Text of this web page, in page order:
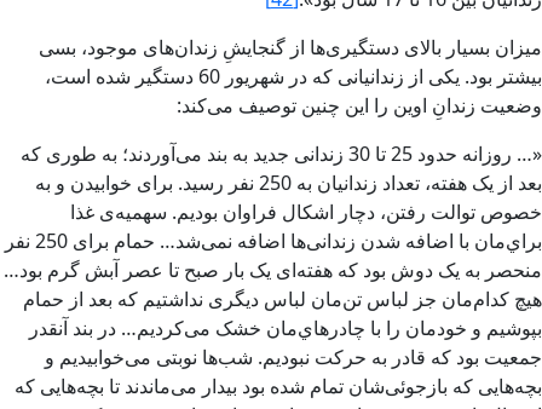
ميزان بسيار بالاى دستگيرى‌ها از گنجايشِ زندان‌هاى موجود، بسى
بيشتر بود. يکى از زندانيانى که در شهريور 60 دستگير شده است،
وضعيت زندانِ اوين را اين چنين توصيف مى‌کند‌:
«… روزانه حدود 25 تا 30 زندانى جديد به بند مى‌آوردند؛ به طورى که
بعد از يک هفته، تعداد زندانيان به 250 نفر رسيد. براى خوابيدن و به
خصوص‏ توالت رفتن، دچار اشکال فراوان بوديم. سهميه‌ى غذا
براي‌مان با اضافه شدن زندانى‌ها اضافه نمى‌شد… حمام براى 250 نفر
منحصر به يک دوش‏ بود که هفته‌اى يک بار صبح تا عصر آبش‏ گرم بود…
هيچ کدام‌مان جز لباس‏ تن‌مان لباس‏ ديگرى نداشتيم که بعد از حمام
بپوشيم و خودمان را با چادرهاي‌مان خشک مى‌کرديم… در بند آنقدر
جمعيت بود که قادر به حرکت نبوديم. شب‌ها نوبتى مى‌خوابيديم و
بچه‌هايى که بازجوئى‌شان تمام شده بود بيدار مى‌ماندند تا بچه‌هايى که